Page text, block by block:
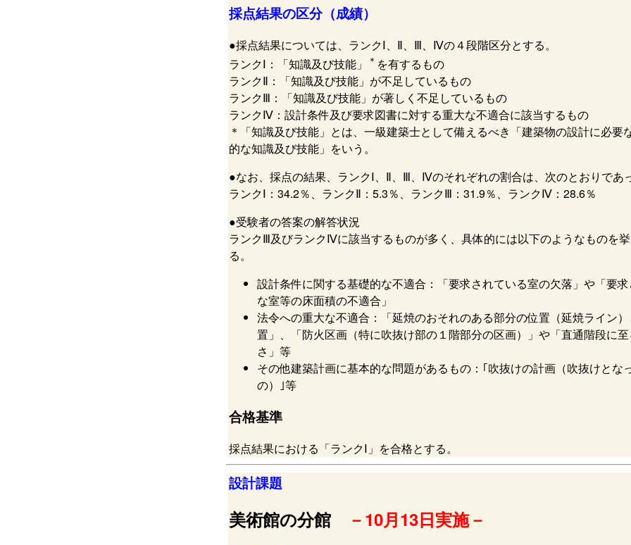
採点結果の区分（成績）
●採点結果については、ランクⅠ、Ⅱ、Ⅲ、Ⅳの４段階区分とする。
ランクⅠ：「知識及び技能」
＊ を有するもの
ランクⅡ：「知識及び技能」が不足しているもの
ランクⅢ：「知識及び技能」が著しく不足しているもの
ランクⅣ：設計条件及び要求図書に対する重大な不適合に該当するもの
＊「知識及び技能」とは、一級建築士として備えるべき「建築物の設計に必要
的な知識及び技能」をいう。
●なお、採点の結果、ランクⅠ、Ⅱ、Ⅲ、Ⅳのそれぞれの割合は、次のとおりであっ
ランクⅠ：34.2％、ランクⅡ：5.3％、ランクⅢ：31.9％、ランクⅣ：28.6％
●受験者の答案の解答状況
ランクⅢ及びランクⅣに該当するものが多く、具体的には以下のようなものを
る。
設計条件に関する基礎的な不適合：「要求されている室の欠落」や「要
な室等の床面積の不適合」
法令への重大な不適合：「延焼のおそれのある部分の位置（延焼ライン
置」、「防火区画（特に吹抜け部の１階部分の区画）」や「直通階段に
さ」等
その他建築計画に基本的な問題があるもの：｢吹抜けの計画（吹抜けとな
の）｣等
合格基準
採点結果における「ランクⅠ」を合格とする。
設計課題
美術館の分館 －10月13日実施－